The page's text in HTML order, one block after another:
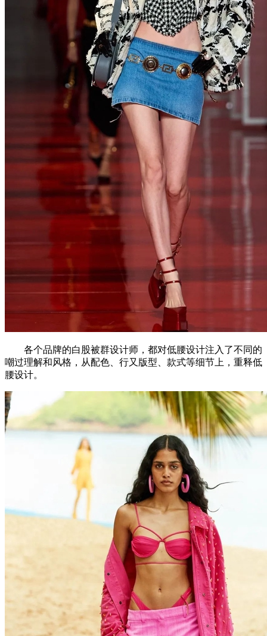
各个品牌的白股被群设计师，都对低腰设计注入了不同的
嘲过理解和风格，从配色、行又版型、款式等细节上，重释低
腰设计。